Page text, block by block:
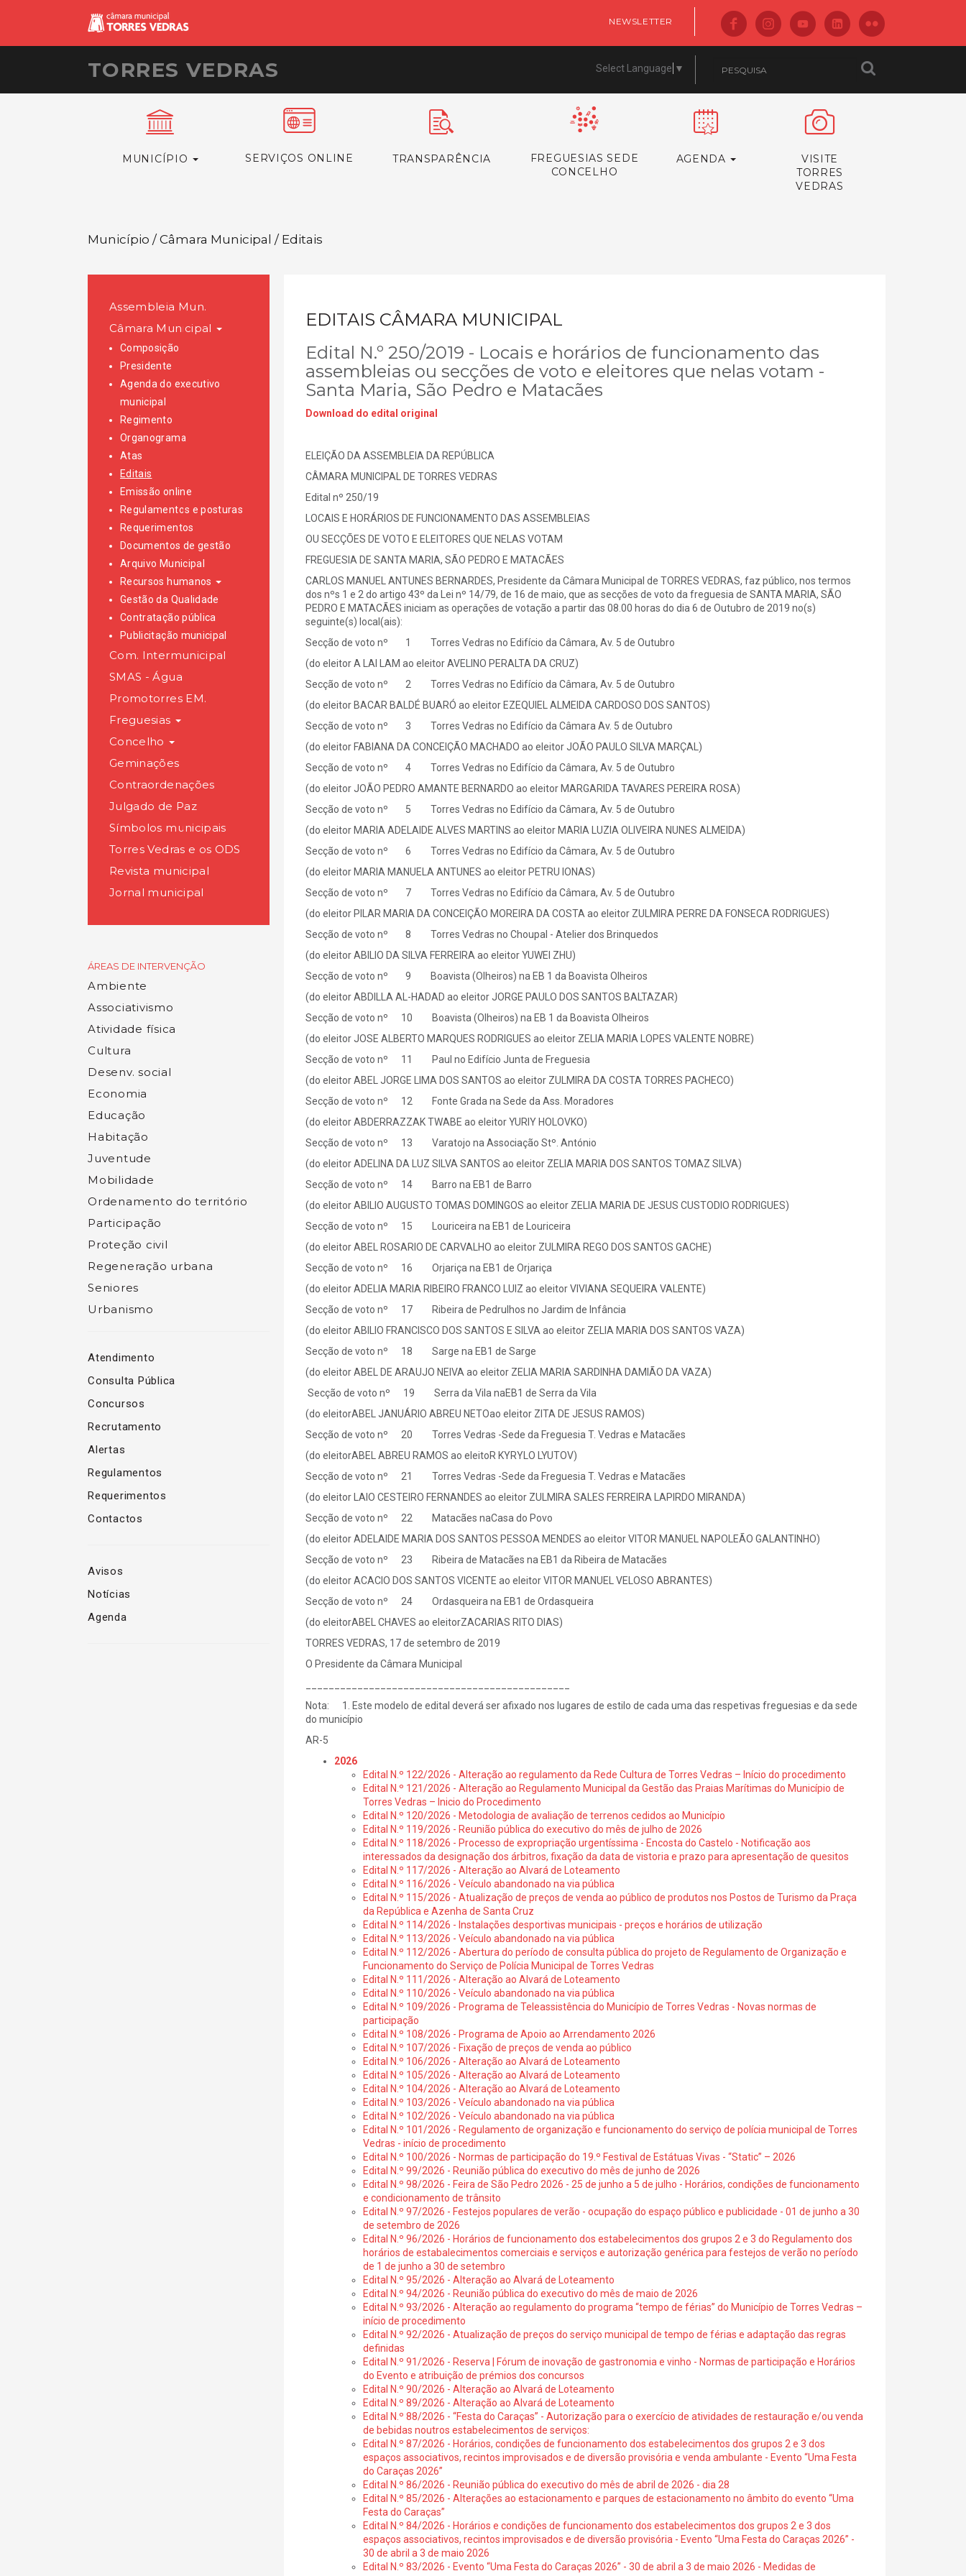
NEWSLETTER
TORRES VEDRAS Select Language ▼
MUNICÍPIO SERVIÇOS ONLINE TRANSPARÊNCIA
FREGUESIAS SEDE
CONCELHO
AGENDA
VISITE
TORRES
VEDRAS
Município / Câmara Municipal / Editais
Assembleia Mun.
Câmara Municipal
Composição
Presidente
Agenda do executivo
municipal
Regimento
Organograma
Atas
Editais
Emissão online
Regulamentos e posturas
Requerimentos
Documentos de gestão
Arquivo Municipal
Recursos humanos
Gestão da Qualidade
Contratação pública
Publicitação municipal
Com. Intermunicipal
SMAS - Água
Promotorres EM.
Freguesias
Concelho
Geminações
Contraordenações
Julgado de Paz
Símbolos municipais
Torres Vedras e os ODS
Revista municipal
Jornal municipal
ÁREAS DE INTERVENÇÃO
Ambiente
Associativismo
Atividade física
Cultura
Desenv. social
Economia
Educação
Habitação
Juventude
Mobilidade
Ordenamento do território
Participação
Proteção civil
Regeneração urbana
Seniores
Urbanismo
Atendimento
Consulta Pública
Concursos
Recrutamento
Alertas
Regulamentos
Requerimentos
Contactos
Avisos
Notícias
Agenda
EDITAIS CÂMARA MUNICIPAL
Edital N.º 250/2019 - Locais e horários de funcionamento das
assembleias ou secções de voto e eleitores que nelas votam -
Santa Maria, São Pedro e Matacães
Download do edital original
ELEIÇÃO DA ASSEMBLEIA DA REPÚBLICA
CÂMARA MUNICIPAL DE TORRES VEDRAS
Edital nº 250/19
LOCAIS E HORÁRIOS DE FUNCIONAMENTO DAS ASSEMBLEIAS
OU SECÇÕES DE VOTO E ELEITORES QUE NELAS VOTAM
FREGUESIA DE SANTA MARIA, SÃO PEDRO E MATACÃES
CARLOS MANUEL ANTUNES BERNARDES, Presidente da Câmara Municipal de TORRES VEDRAS, faz público, nos termos
dos nºs 1 e 2 do artigo 43º da Lei nº 14/79, de 16 de maio, que as secções de voto da freguesia de SANTA MARIA, SÃO
PEDRO E MATACÃES iniciam as operações de votação a partir das 08.00 horas do dia 6 de Outubro de 2019 no(s)
seguinte(s) local(ais):
Secção de voto nº 1 Torres Vedras no Edifício da Câmara, Av. 5 de Outubro
(do eleitor A LAI LAM ao eleitor AVELINO PERALTA DA CRUZ)
Secção de voto nº 2 Torres Vedras no Edifício da Câmara, Av. 5 de Outubro
(do eleitor BACAR BALDÉ BUARÓ ao eleitor EZEQUIEL ALMEIDA CARDOSO DOS SANTOS)
Secção de voto nº 3 Torres Vedras no Edifício da Câmara Av. 5 de Outubro
(do eleitor FABIANA DA CONCEIÇÃO MACHADO ao eleitor JOÃO PAULO SILVA MARÇAL)
Secção de voto nº 4 Torres Vedras no Edifício da Câmara, Av. 5 de Outubro
(do eleitor JOÃO PEDRO AMANTE BERNARDO ao eleitor MARGARIDA TAVARES PEREIRA ROSA)
Secção de voto nº 5 Torres Vedras no Edifício da Câmara, Av. 5 de Outubro
(do eleitor MARIA ADELAIDE ALVES MARTINS ao eleitor MARIA LUZIA OLIVEIRA NUNES ALMEIDA)
Secção de voto nº 6 Torres Vedras no Edifício da Câmara, Av. 5 de Outubro
(do eleitor MARIA MANUELA ANTUNES ao eleitor PETRU IONAS)
Secção de voto nº 7 Torres Vedras no Edifício da Câmara, Av. 5 de Outubro
(do eleitor PILAR MARIA DA CONCEIÇÃO MOREIRA DA COSTA ao eleitor ZULMIRA PERRE DA FONSECA RODRIGUES)
Secção de voto nº 8 Torres Vedras no Choupal - Atelier dos Brinquedos
(do eleitor ABILIO DA SILVA FERREIRA ao eleitor YUWEI ZHU)
Secção de voto nº 9 Boavista (Olheiros) na EB 1 da Boavista Olheiros
(do eleitor ABDILLA AL-HADAD ao eleitor JORGE PAULO DOS SANTOS BALTAZAR)
Secção de voto nº 10 Boavista (Olheiros) na EB 1 da Boavista Olheiros
(do eleitor JOSE ALBERTO MARQUES RODRIGUES ao eleitor ZELIA MARIA LOPES VALENTE NOBRE)
Secção de voto nº 11 Paul no Edifício Junta de Freguesia
(do eleitor ABEL JORGE LIMA DOS SANTOS ao eleitor ZULMIRA DA COSTA TORRES PACHECO)
Secção de voto nº 12 Fonte Grada na Sede da Ass. Moradores
(do eleitor ABDERRAZZAK TWABE ao eleitor YURIY HOLOVKO)
Secção de voto nº 13 Varatojo na Associação Stº. António
(do eleitor ADELINA DA LUZ SILVA SANTOS ao eleitor ZELIA MARIA DOS SANTOS TOMAZ SILVA)
Secção de voto nº 14 Barro na EB1 de Barro
(do eleitor ABILIO AUGUSTO TOMAS DOMINGOS ao eleitor ZELIA MARIA DE JESUS CUSTODIO RODRIGUES)
Secção de voto nº 15 Louriceira na EB1 de Louriceira
(do eleitor ABEL ROSARIO DE CARVALHO ao eleitor ZULMIRA REGO DOS SANTOS GACHE)
Secção de voto nº 16 Orjariça na EB1 de Orjariça
(do eleitor ADELIA MARIA RIBEIRO FRANCO LUIZ ao eleitor VIVIANA SEQUEIRA VALENTE)
Secção de voto nº 17 Ribeira de Pedrulhos no Jardim de Infância
(do eleitor ABILIO FRANCISCO DOS SANTOS E SILVA ao eleitor ZELIA MARIA DOS SANTOS VAZA)
Secção de voto nº 18 Sarge na EB1 de Sarge
(do eleitor ABEL DE ARAUJO NEIVA ao eleitor ZELIA MARIA SARDINHA DAMIÃO DA VAZA)
Secção de voto nº 19 Serra da Vila naEB1 de Serra da Vila
(do eleitorABEL JANUÁRIO ABREU NETOao eleitor ZITA DE JESUS RAMOS)
Secção de voto nº 20 Torres Vedras -Sede da Freguesia T. Vedras e Matacães
(do eleitorABEL ABREU RAMOS ao eleitoR KYRYLO LYUTOV)
Secção de voto nº 21 Torres Vedras -Sede da Freguesia T. Vedras e Matacães
(do eleitor LAIO CESTEIRO FERNANDES ao eleitor ZULMIRA SALES FERREIRA LAPIRDO MIRANDA)
Secção de voto nº 22 Matacães naCasa do Povo
(do eleitor ADELAIDE MARIA DOS SANTOS PESSOA MENDES ao eleitor VITOR MANUEL NAPOLEÃO GALANTINHO)
Secção de voto nº 23 Ribeira de Matacães na EB1 da Ribeira de Matacães
(do eleitor ACACIO DOS SANTOS VICENTE ao eleitor VITOR MANUEL VELOSO ABRANTES)
Secção de voto nº 24 Ordasqueira na EB1 de Ordasqueira
(do eleitorABEL CHAVES ao eleitorZACARIAS RITO DIAS)
TORRES VEDRAS, 17 de setembro de 2019
O Presidente da Câmara Municipal
Nota: 1. Este modelo de edital deverá ser afixado nos lugares de estilo de cada uma das respetivas freguesias e da sede
do município
AR-5
2026
Edital N.º 122/2026 - Alteração ao regulamento da Rede Cultura de Torres Vedras – Início do procedimento
Edital N.º 121/2026 - Alteração ao Regulamento Municipal da Gestão das Praias Marítimas do Município de
Torres Vedras – Inicio do Procedimento
Edital N.º 120/2026 - Metodologia de avaliação de terrenos cedidos ao Município
Edital N.º 119/2026 - Reunião pública do executivo do mês de julho de 2026
Edital N.º 118/2026 - Processo de expropriação urgentíssima - Encosta do Castelo - Notificação aos
interessados da designação dos árbitros, fixação da data de vistoria e prazo para apresentação de quesitos
Edital N.º 117/2026 - Alteração ao Alvará de Loteamento
Edital N.º 116/2026 - Veículo abandonado na via pública
Edital N.º 115/2026 - Atualização de preços de venda ao público de produtos nos Postos de Turismo da Praça
da República e Azenha de Santa Cruz
Edital N.º 114/2026 - Instalações desportivas municipais - preços e horários de utilização
Edital N.º 113/2026 - Veículo abandonado na via pública
Edital N.º 112/2026 - Abertura do período de consulta pública do projeto de Regulamento de Organização e
Funcionamento do Serviço de Polícia Municipal de Torres Vedras
Edital N.º 111/2026 - Alteração ao Alvará de Loteamento
Edital N.º 110/2026 - Veículo abandonado na via pública
Edital N.º 109/2026 - Programa de Teleassistência do Município de Torres Vedras - Novas normas de
participação
Edital N.º 108/2026 - Programa de Apoio ao Arrendamento 2026
Edital N.º 107/2026 - Fixação de preços de venda ao público
Edital N.º 106/2026 - Alteração ao Alvará de Loteamento
Edital N.º 105/2026 - Alteração ao Alvará de Loteamento
Edital N.º 104/2026 - Alteração ao Alvará de Loteamento
Edital N.º 103/2026 - Veículo abandonado na via pública
Edital N.º 102/2026 - Veículo abandonado na via pública
Edital N.º 101/2026 - Regulamento de organização e funcionamento do serviço de polícia municipal de Torres
Vedras - início de procedimento
Edital N.º 100/2026 - Normas de participação do 19.º Festival de Estátuas Vivas - “Static” – 2026
Edital N.º 99/2026 - Reunião pública do executivo do mês de junho de 2026
Edital N.º 98/2026 - Feira de São Pedro 2026 - 25 de junho a 5 de julho - Horários, condições de funcionamento
e condicionamento de trânsito
Edital N.º 97/2026 - Festejos populares de verão - ocupação do espaço público e publicidade - 01 de junho a 30
de setembro de 2026
Edital N.º 96/2026 - Horários de funcionamento dos estabelecimentos dos grupos 2 e 3 do Regulamento dos
horários de estabalecimentos comerciais e serviços e autorização genérica para festejos de verão no período
de 1 de junho a 30 de setembro
Edital N.º 95/2026 - Alteração ao Alvará de Loteamento
Edital N.º 94/2026 - Reunião pública do executivo do mês de maio de 2026
Edital N.º 93/2026 - Alteração ao regulamento do programa “tempo de férias” do Município de Torres Vedras –
início de procedimento
Edital N.º 92/2026 - Atualização de preços do serviço municipal de tempo de férias e adaptação das regras
definidas
Edital N.º 91/2026 - Reserva | Fórum de inovação de gastronomia e vinho - Normas de participação e Horários
do Evento e atribuição de prémios dos concursos
Edital N.º 90/2026 - Alteração ao Alvará de Loteamento
Edital N.º 89/2026 - Alteração ao Alvará de Loteamento
Edital N.º 88/2026 - “Festa do Caraças” - Autorização para o exercício de atividades de restauração e/ou venda
de bebidas noutros estabelecimentos de serviços:
Edital N.º 87/2026 - Horários, condições de funcionamento dos estabelecimentos dos grupos 2 e 3 dos
espaços associativos, recintos improvisados e de diversão provisória e venda ambulante - Evento “Uma Festa
do Caraças 2026”
Edital N.º 86/2026 - Reunião pública do executivo do mês de abril de 2026 - dia 28
Edital N.º 85/2026 - Alterações ao estacionamento e parques de estacionamento no âmbito do evento “Uma
Festa do Caraças”
Edital N.º 84/2026 - Horários e condições de funcionamento dos estabelecimentos dos grupos 2 e 3 dos
espaços associativos, recintos improvisados e de diversão provisória - Evento “Uma Festa do Caraças 2026” -
30 de abril a 3 de maio 2026
Edital N.º 83/2026 - Evento “Uma Festa do Caraças 2026” - 30 de abril a 3 de maio 2026 - Medidas de